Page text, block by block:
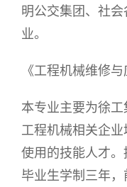
明公交集团、社
业。
《工程机械维修与
本专业主要为徐
工程机械相关企
使用的技能人才
毕业生学制三年